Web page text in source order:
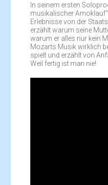
In seinem ersten
musikalischer
Erlebnisse von der
erzählt warum seine
warum er alles nur kein
Mozarts Musik wirklich
spielt und erzählt von
Weil fertig ist man nie!